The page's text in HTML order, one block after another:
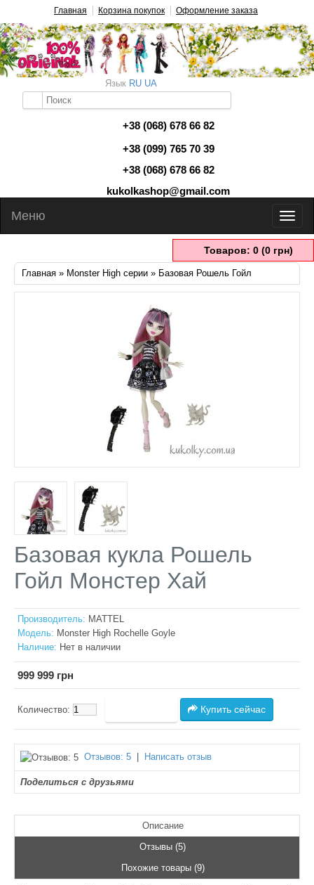
Главная Корзина покупок Оформление заказа
Язык RU UA
Товаров: 0 (0 грн)
+38 (068) 678 66 82
+38 (099) 765 70 39
+38 (068) 678 66 82
kukolkashop@gmail.com
Меню
Главная » Monster High серии » Базовая Рошель Гойл
Базовая кукла Рошель
Гойл Монстер Хай
Производитель: MATTEL
Модель: Monster High Rochelle Goyle
Наличие: Нет в наличии
999 999 грн
Количество: Купить сейчас
Отзывов: 5 Написать отзыв
Поделиться с друзьями
Описание
Отзывы (5)
Похожие товары (9)